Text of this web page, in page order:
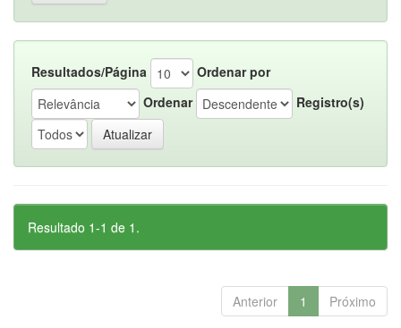
Resultados/Página
Ordenar por
Ordenar
Registro(s)
Resultado 1-1 de 1.
Anterior 1 Próximo